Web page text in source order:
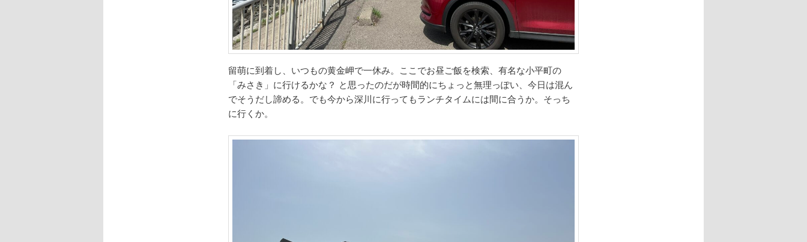
留萌に到着し、いつもの黄金岬で一休み。ここでお昼ご飯を検索、有名な小平町の
「みさき」に行けるかな？ と思ったのだが時間的にちょっと無理っぽい、今日は混ん
でそうだし諦める。でも今から深川に行ってもランチタイムには間に合うか。そっち
に行くか。